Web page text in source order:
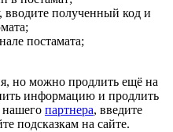
вводите полученный код и
постамата;
но можно продлить ещё на
информацию и продлить
нашего партнера, введите
подсказкам на сайте.